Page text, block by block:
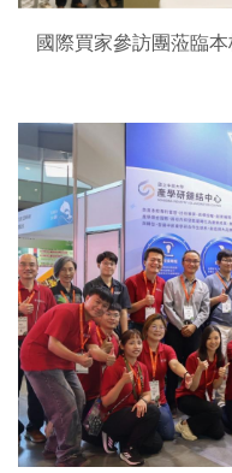
國際買家參訪團蒞臨